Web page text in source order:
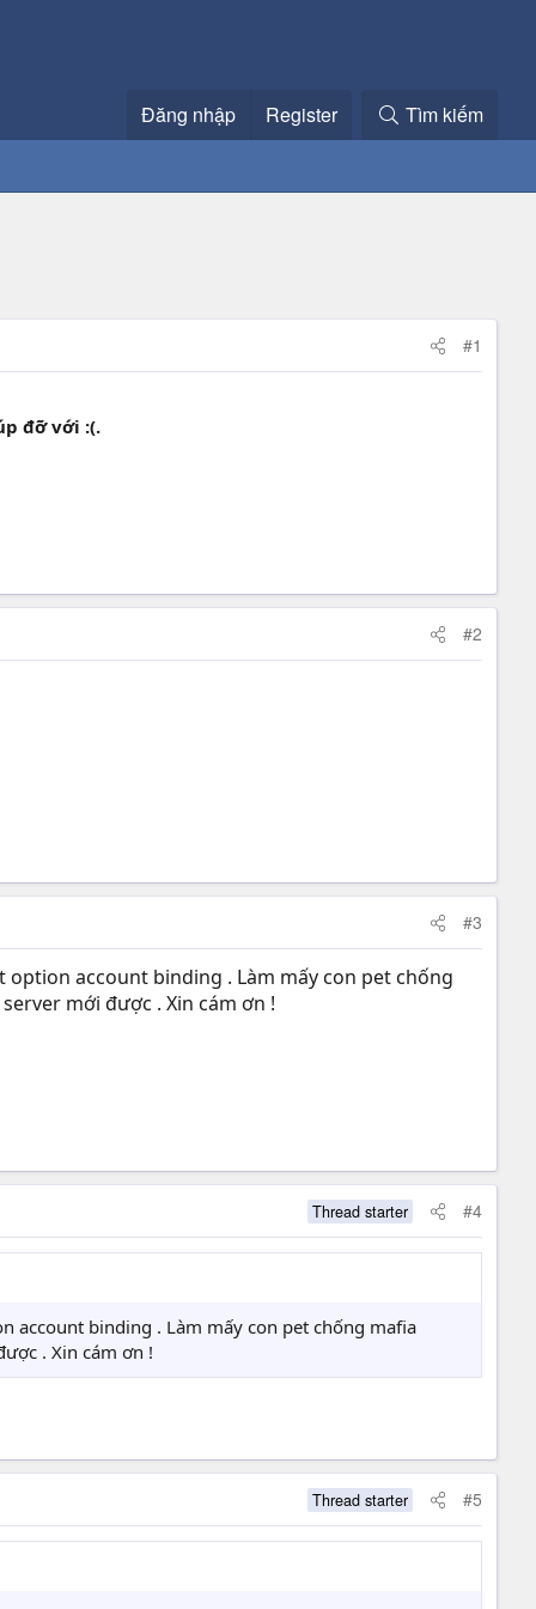
Đăng nhập Register Tìm kiếm
#1
đỡ với :(.
#2
#3
account binding . Làm mấy con pet chống
mới được . Xin cám ơn !
Thread starter #4
account binding . Làm mấy con pet chống mafia
. Xin cám ơn !
Thread starter #5